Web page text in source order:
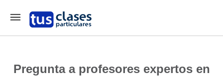
Pregunta a profesores expertos en